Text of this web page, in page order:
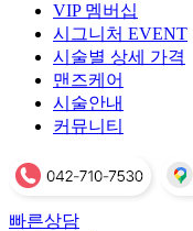
VIP 멤버십
시그니처 EVENT
시술별 상세 가격
맨즈케어
시술안내
커뮤니티
빠른상담